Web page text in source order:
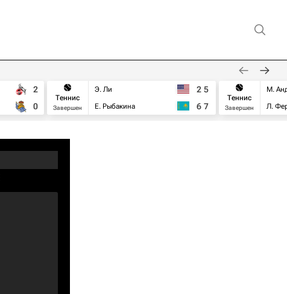
2
0
Теннис
Завершен
Э. Ли
Е. Рыбакина
2 5
6 7
Теннис
Завершен
М.
Л.